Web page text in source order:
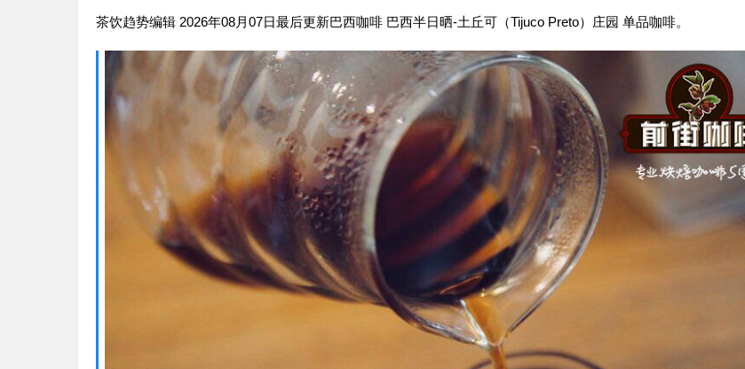
茶饮趋势编辑 2026年08月07日最后更新巴西咖啡 巴西半日晒-土丘可（Tijuco Preto）庄园 单品咖啡。